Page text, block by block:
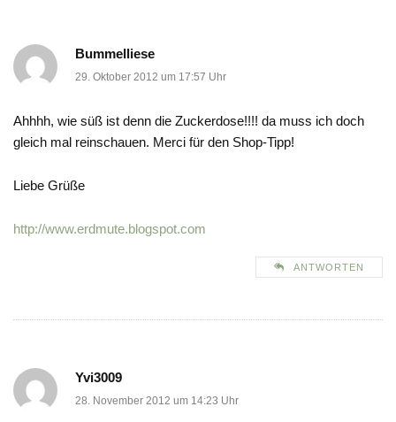
Bummelliese
29. Oktober 2012 um 17:57 Uhr
Ahhhh, wie süß ist denn die Zuckerdose!!!! da muss ich doch
gleich mal reinschauen. Merci für den Shop-Tipp!
Liebe Grüße
http://www.erdmute.blogspot.com
ANTWORTEN
Yvi3009
28. November 2012 um 14:23 Uhr